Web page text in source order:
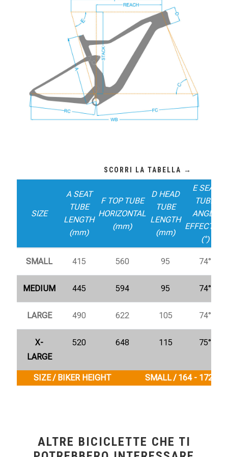
SIZE
A SEAT
TUBE
LENGTH
(mm)
F TOP TUBE
HORIZONTAL
(mm)
D HEAD
TUBE
LENGTH
(mm)
E SEAT
TUBE
ANGLE
EFFECTIVE
(°)
SMALL 415 560 95 74°
MEDIUM 445 594 95 74°
LARGE 490 622 105 74°
X-
LARGE
520 648 115 75°
SIZE / BIKER HEIGHT SMALL / 164 - 172 cm
ALTRE BICICLETTE CHE TI